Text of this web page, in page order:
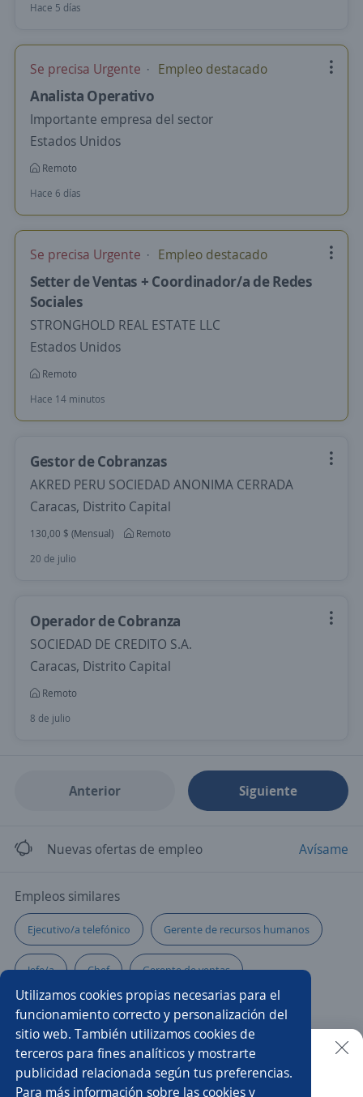
Utilizamos cookies propias necesarias para el
funcionamiento correcto y personalización del
sitio web. También utilizamos cookies de
terceros para fines analíticos y mostrarte
publicidad relacionada según tus preferencias.
Para más información sobre las cookies y
Hace 5 días
Se precisa Urgente Empleo destacado
Analista Operativo
Importante empresa del sector
Estados Unidos
Remoto
Hace 6 días
Se precisa Urgente Empleo destacado
Setter de Ventas + Coordinador/a de Redes
Sociales
STRONGHOLD REAL ESTATE LLC
Estados Unidos
Remoto
Hace 14 minutos
Gestor de Cobranzas
AKRED PERU SOCIEDAD ANONIMA CERRADA
Caracas, Distrito Capital
130,00 $ (Mensual)
Remoto
20 de julio
Operador de Cobranza
SOCIEDAD DE CREDITO S.A.
Caracas, Distrito Capital
Remoto
8 de julio
Anterior Siguiente
Nuevas ofertas de empleo Avísame
Empleos similares
Ejecutivo/a telefónico Gerente de recursos humanos
Jefe/a Chef Gerente de ventas
Gerente tienda Subgerente/a de tienda
Administración Supervisor/a de operaciones
Ejecutivo/a de ventas Administrador contable
Buscar es más fácil en la app